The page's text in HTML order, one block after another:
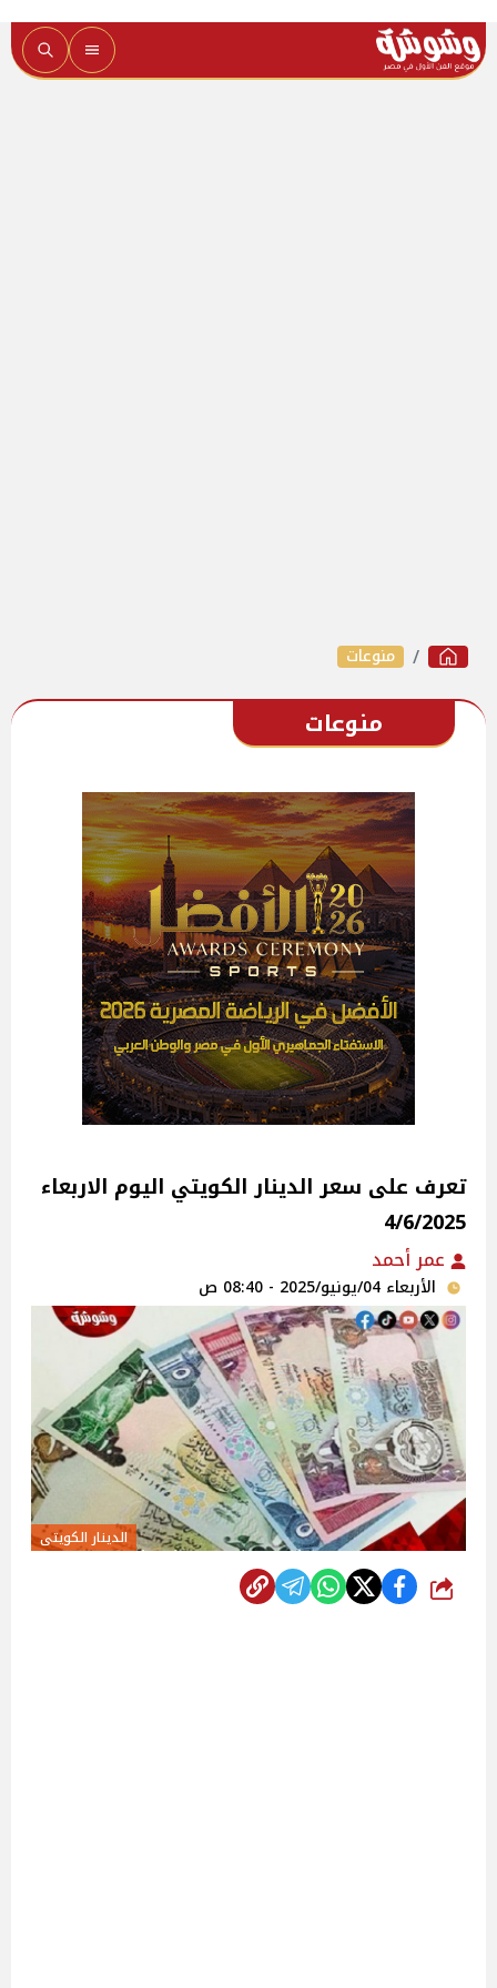
منوعات
منوعات
تعرف على سعر الدينار الكويتي اليوم الاربعاء
4/6/2025
عمر أحمد
الأربعاء 04/يونيو/2025 - 08:40 ص
الدينار الكويتى
شارك